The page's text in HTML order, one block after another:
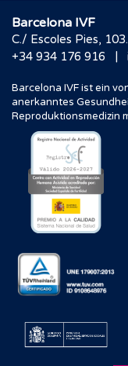
Barcelona IVF
C./ Escoles Pies,
+34 934 176 916
|
Barcelona IVF ist ein
anerkanntes
Reproduktionsmedizin